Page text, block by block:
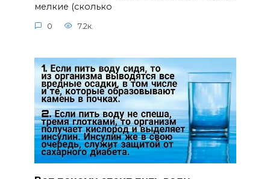
мелкие (сколько
0 7.2к.